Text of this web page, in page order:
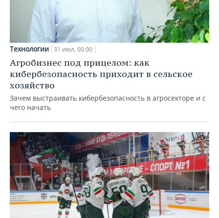
Технологии 31 июл, 00:00
Агробизнес под прицелом: как
кибербезопасность приходит в сельское
хозяйство
Зачем выстраивать кибербезопасность в агросекторе и с
чего начать